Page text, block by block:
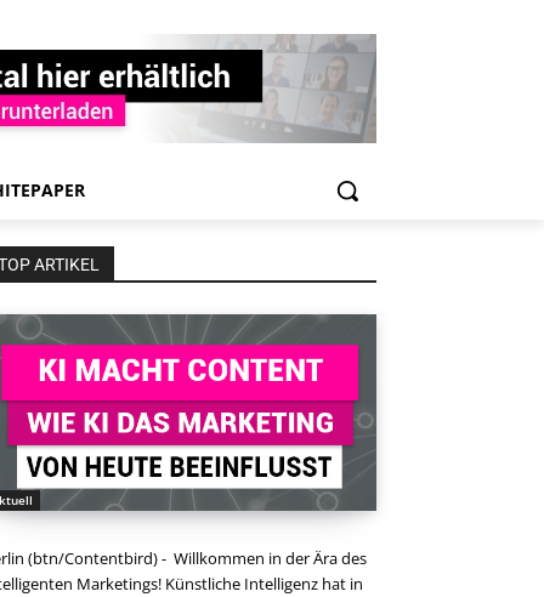
ARTIKEL
(btn/Contentbird) - Willkommen in der Ära des
Marketings! Künstliche Intelligenz hat in